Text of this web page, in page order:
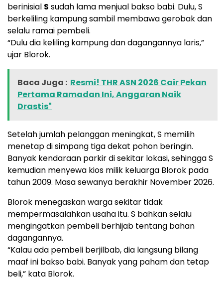
berinisial S sudah lama menjual bakso babi. Dulu, S
berkeliling kampung sambil membawa gerobak dan
selalu ramai pembeli.
“Dulu dia keliling kampung dan dagangannya laris,”
ujar Blorok.
Baca Juga : Resmi! THR ASN 2026 Cair Pekan
Pertama Ramadan Ini, Anggaran Naik
Drastis"
Setelah jumlah pelanggan meningkat, S memilih
menetap di simpang tiga dekat pohon beringin.
Banyak kendaraan parkir di sekitar lokasi, sehingga S
kemudian menyewa kios milik keluarga Blorok pada
tahun 2009. Masa sewanya berakhir November 2026.
Blorok menegaskan warga sekitar tidak
mempermasalahkan usaha itu. S bahkan selalu
mengingatkan pembeli berhijab tentang bahan
dagangannya.
“Kalau ada pembeli berjilbab, dia langsung bilang
maaf ini bakso babi. Banyak yang paham dan tetap
beli,” kata Blorok.